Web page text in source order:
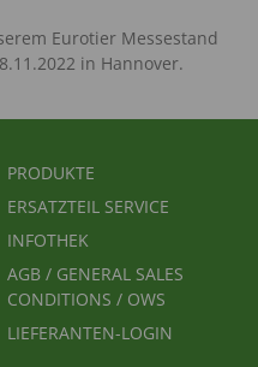
Eurotier Messestand
in Hannover.
FUSSBEREICHSMENÜ
PRODUKTE
ERSATZTEIL SERVICE
INFOTHEK
AGB / GENERAL SALES
CONDITIONS / OWS
LIEFERANTEN-LOGIN